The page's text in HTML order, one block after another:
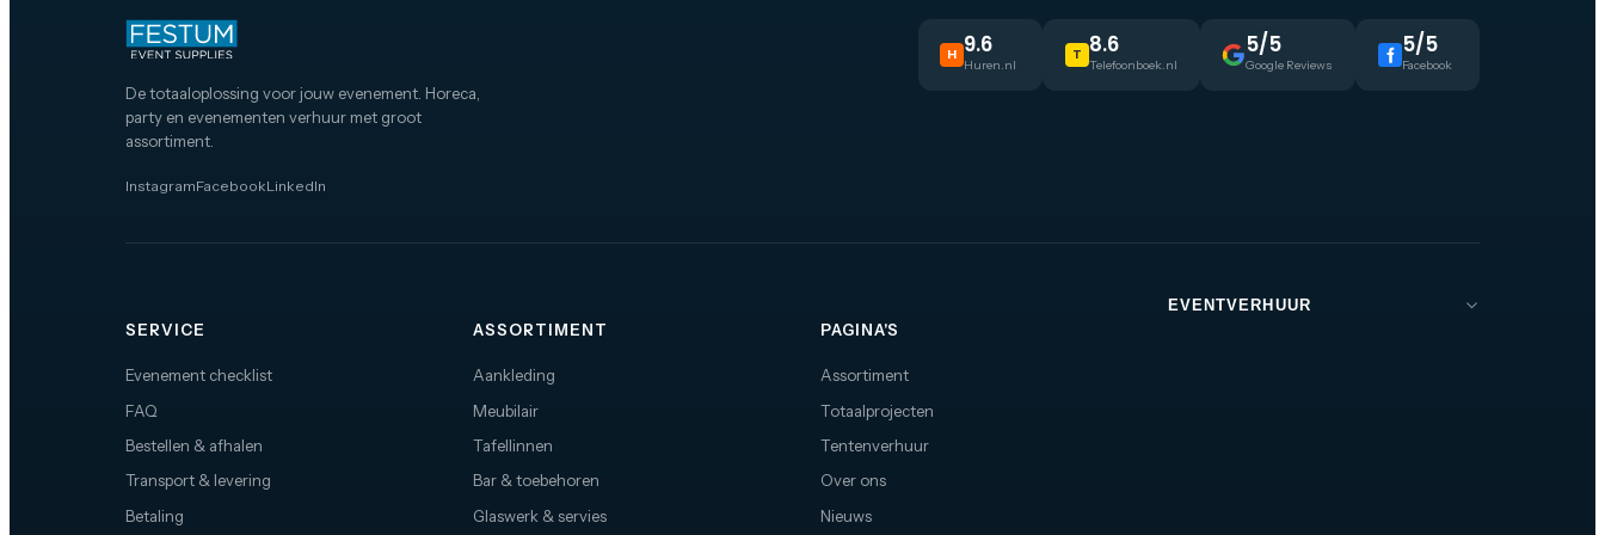
De totaaloplossing voor jouw evenement. Horeca,
party en evenementen verhuur met groot
assortiment.
InstagramFacebookLinkedIn
H 9.6
Huren.nl
T 8.6
Telefoonboek.nl
5/5
Google Reviews
5/5
Facebook
SERVICE
Evenement checklist
FAQ
Bestellen & afhalen
Transport & levering
Betaling
ASSORTIMENT
Aankleding
Meubilair
Tafellinnen
Bar & toebehoren
Glaswerk & servies
PAGINA'S
Assortiment
Totaalprojecten
Tentenverhuur
Over ons
Nieuws
EVENTVERHUUR